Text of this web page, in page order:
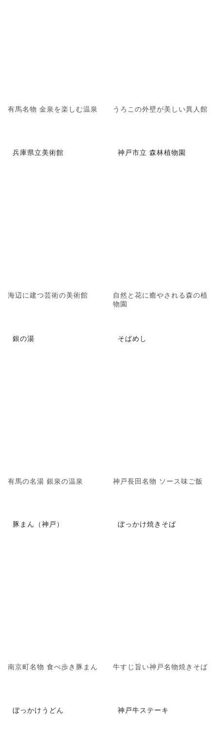
有馬名物 金泉を楽しむ温泉 うろこの外壁が美しい異人館
兵庫県立美術館
海辺に建つ芸術の美術館
神戸市立 森林植物園
自然と花に癒やされる森の植
物園
銀の湯
有馬の名湯 銀泉の温泉
そばめし
神戸長田名物 ソース味ご飯
豚まん（神戸）
南京町名物 食べ歩き豚まん
ぼっかけ焼きそば
牛すじ旨い神戸名物焼きそば
ぼっかけうどん 神戸牛ステーキ